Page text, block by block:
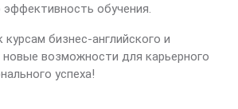
обучения.
бизнес-английского и
возможности для карьерного
успеха!